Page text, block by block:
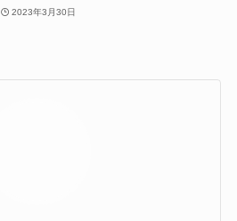
2023年3月30日